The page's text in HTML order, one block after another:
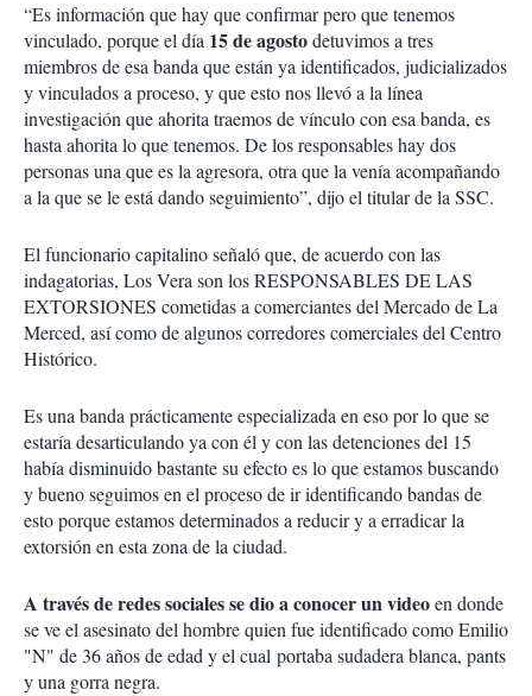
“Es información que hay que confirmar pero que tenemos
vinculado, porque el día 15 de agostodetuvimos a tres
miembros de esa banda que están ya identificados, judicializados
y vinculados a proceso, y que esto nos llevó a la línea
investigación que ahorita traemos de vínculo con esa banda, es
hasta ahorita lo que tenemos. De los responsables hay dos
personas una que es la agresora, otra que la venía acompañando
a la que se le está dando seguimiento”, dijo el titular de la SSC.
El funcionario capitalino señaló que, de acuerdo con las
indagatorias, Los Vera son los RESPONSABLES DE LAS
EXTORSIONES cometidas a comerciantes del Mercado de La
Merced, así como de algunos corredores comerciales del Centro
Histórico.
Es una banda prácticamente especializada en eso por lo que se
estaría desarticulando ya con él y con las detenciones del 15
había disminuido bastante su efecto es lo que estamos buscando
y bueno seguimos en el proceso de ir identificando bandas de
esto porque estamos determinados a reducir y a erradicar la
extorsión en esta zona de la ciudad.
A través de redes sociales se dio a conocer un videoen donde
se ve el asesinato del hombre quien fue identificado como Emilio
"N" de 36 años de edad y el cual portaba sudadera blanca, pants
y una gorra negra.